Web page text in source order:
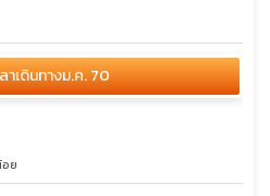
ห้างลาฟาแยต - ปารีส – เดินทางกลับ
าเดินทางม.ค. 70
ย